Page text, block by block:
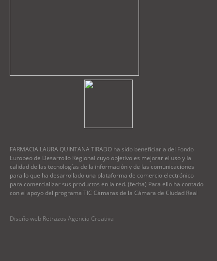
FARMACIA LAURA QUINTANA TIRADO ha sido beneficiaria del Fondo
Europeo de Desarrollo Regional cuyo objetivo es mejorar el uso y la
calidad de las tecnologías de la información y de las comunicaciones
para lo que ha desarrollado una plataforma de comercio electrónico
para comercializar sus productos en la red. (fecha) Para ello ha contado
con el apoyo del programa TIC Cámaras de la Cámara de Ciudad Real
Diseño web Retrazos Agencia Creativa